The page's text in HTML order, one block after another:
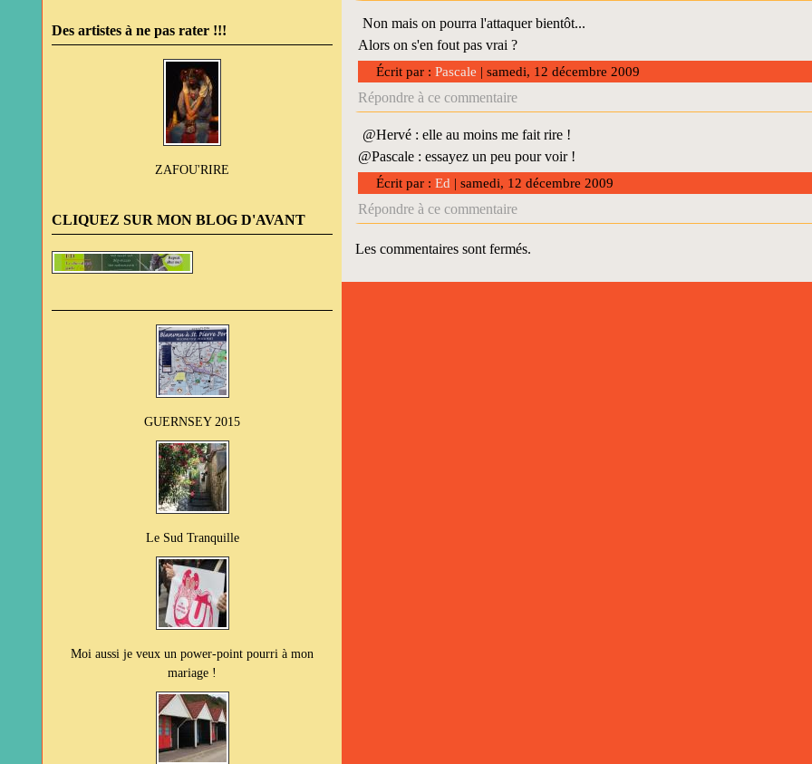
Des artistes à ne pas rater !!!
ZAFOU'RIRE
CLIQUEZ SUR MON BLOG D'AVANT
GUERNSEY 2015
Le Sud Tranquille
Moi aussi je veux un power-point pourri à mon
mariage !
Non mais on pourra l'attaquer bientôt...
Alors on s'en fout pas vrai ?
Écrit par : Pascale | samedi, 12 décembre 2009
Répondre à ce commentaire
@Hervé : elle au moins me fait rire !
@Pascale : essayez un peu pour voir !
Écrit par : Ed | samedi, 12 décembre 2009
Répondre à ce commentaire
Les commentaires sont fermés.